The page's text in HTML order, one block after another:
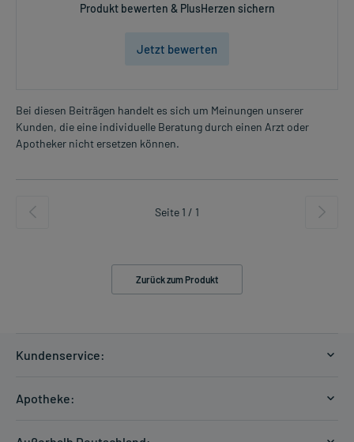
Produkt bewerten & PlusHerzen sichern
Jetzt bewerten
Bei diesen Beiträgen handelt es sich um Meinungen unserer
Kunden, die eine individuelle Beratung durch einen Arzt oder
Apotheker nicht ersetzen können.
Seite 1 / 1
Zurück zum Produkt
Kundenservice:
Zahlungsarten
Apotheke: